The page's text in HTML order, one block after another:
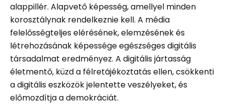
alappillér. Alapvető képesség, amellyel minden
korosztálynak rendelkeznie kell. A média
felelősségteljes elérésének, elemzésének és
létrehozásának képessége egészséges digitális
társadalmat eredményez. A digitális jártasság
életmentő, küzd a félretájékoztatás ellen, csökkenti
a digitális eszközök jelentette veszélyeket, és
előmozdítja a demokráciát.